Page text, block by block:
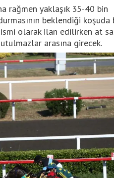
rağmen yaklaşık 35-40 bin
beklendiği koşuda
olarak ilan edilirken at
arasına girecek.